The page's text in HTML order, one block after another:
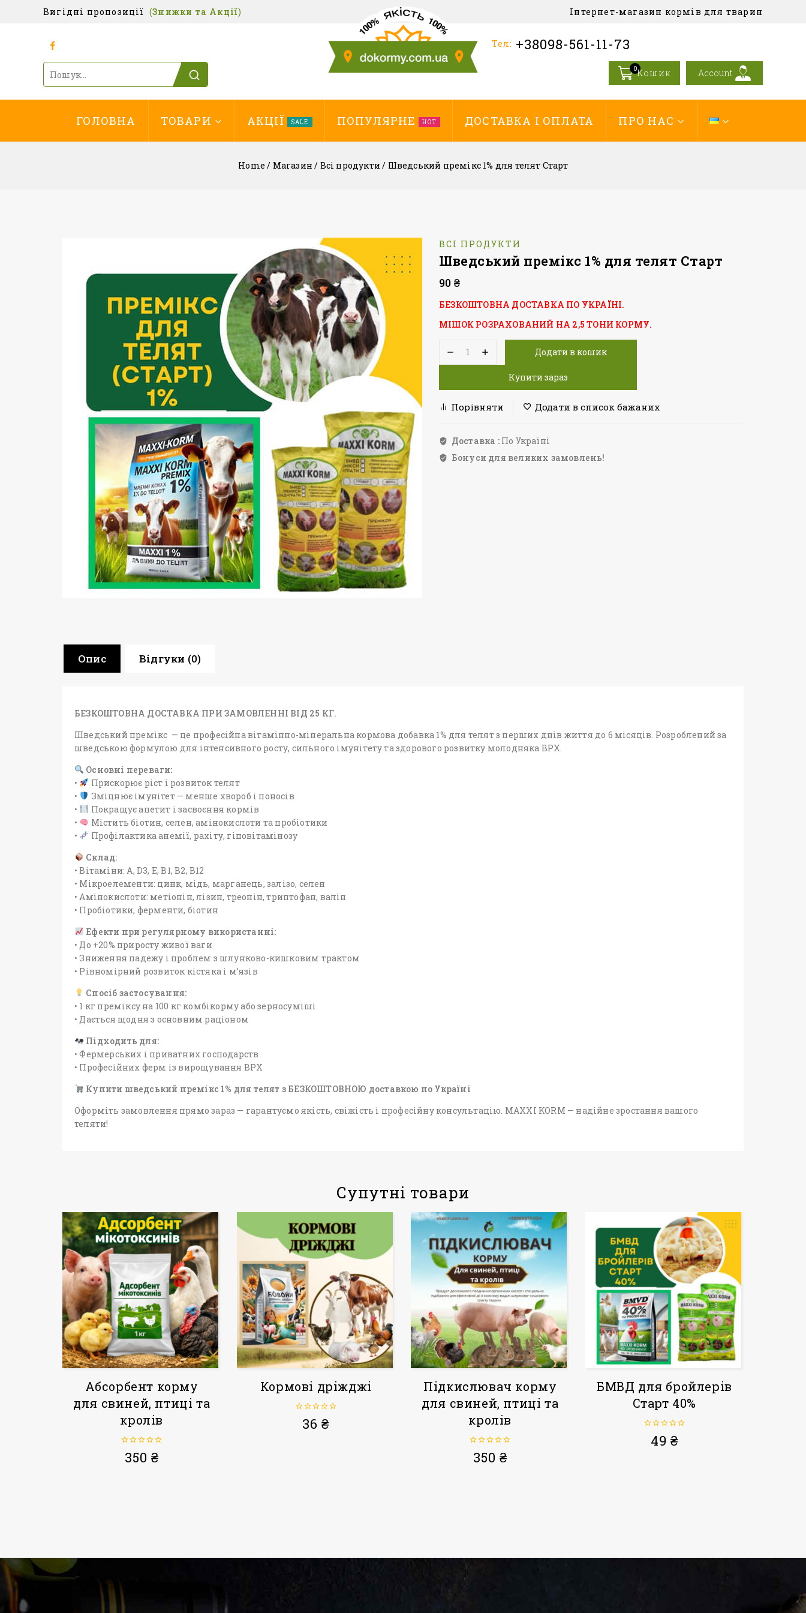
Вигідні пропозиції (Знижки та Акції) Інтернет-магазин кормів для тварин
Тел: +38098-561-11-73
0Кошик Account
ГОЛОВНА ТОВАРИ АКЦІЇ SALE ПОПУЛЯРНЕ HOT ДОСТАВКА І ОПЛАТА ПРО НАС
Home / Магазин / Всі продукти / Шведський премікс 1% для телят Старт
ВСІ ПРОДУКТИ
Шведський премікс 1% для телят Старт
90 ₴
БЕЗКОШТОВНА ДОСТАВКА ПО УКРАЇНІ.
МІШОК РОЗРАХОВАНИЙ НА 2,5 ТОНИ КОРМУ.
Додати в кошик
Купити зараз
Порівняти Додати в список бажаних
Доставка : По Україні
Бонуси для великих замовлень!
Опис Відгуки (0)
БЕЗКОШТОВНА ДОСТАВКА ПРИ ЗАМОВЛЕННІ ВІД 25 КГ.
Шведський премікс — це професійна вітамінно-мінеральна кормова добавка 1% для телят з перших днів життя до 6 місяців. Розроблений за
шведською формулою для інтенсивного росту, сильного імунітету та здорового розвитку молодняка ВРХ.
Основні переваги:
•
Прискорює ріст і розвиток телят
•
Зміцнює імунітет — менше хвороб і поносів
•
Покращує апетит і засвоєння кормів
•
Містить біотин, селен, амінокислоти та пробіотики
•
Профілактика анемії, рахіту, гіповітамінозу
Склад:
• Вітаміни: A, D3, E, B1, B2, B12
• Мікроелементи: цинк, мідь, марганець, залізо, селен
• Амінокислоти: метіонін, лізин, треонін, триптофан, валін
• Пробіотики, ферменти, біотин
Ефекти при регулярному використанні:
• До +20% приросту живої ваги
• Зниження падежу і проблем з шлунково-кишковим трактом
• Рівномірний розвиток кістяка і м’язів
Спосіб застосування:
• 1 кг преміксу на 100 кг комбікорму або зерносуміші
• Дається щодня з основним раціоном
Підходить для:
• Фермерських і приватних господарств
• Професійних ферм із вирощування ВРХ
Купити шведський премікс 1% для телят з БЕЗКОШТОВНОЮ доставкою по Україні
Оформіть замовлення прямо зараз — гарантуємо якість, свіжість і професійну консультацію. MAXXI KORM — надійне зростання вашого
теляти!
Супутні товари
Абсорбент корму
для свиней, птиці та
кролів
350 ₴
Кормові дріжджі
36₴
Підкислювач корму
для свиней, птиці та
кролів
350 ₴
БМВД для бройлерів
Старт 40%
49 ₴